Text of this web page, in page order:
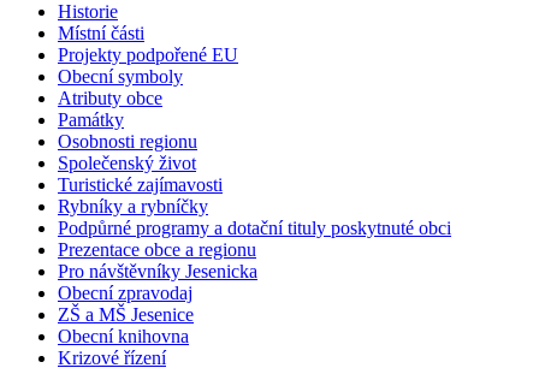
Historie
Místní části
Projekty podpořené EU
Obecní symboly
Atributy obce
Památky
Osobnosti regionu
Společenský život
Turistické zajímavosti
Rybníky a rybníčky
Podpůrné programy a dotační tituly poskytnuté obci
Prezentace obce a regionu
Pro návštěvníky Jesenicka
Obecní zpravodaj
ZŠ a MŠ Jesenice
Obecní knihovna
Krizové řízení